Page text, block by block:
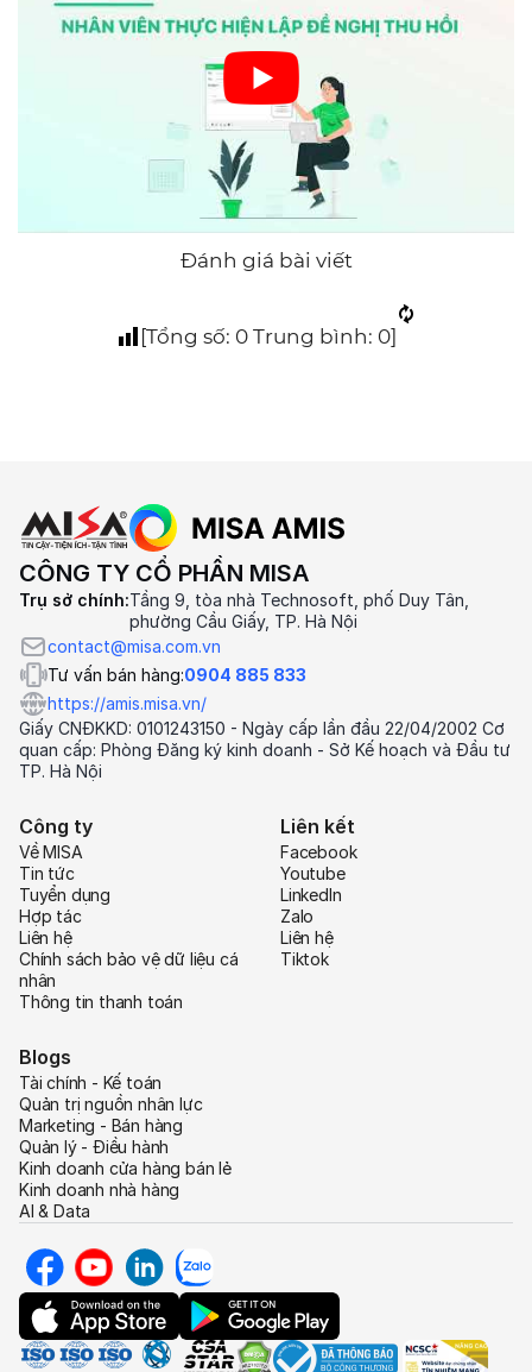
Đánh giá bài viết
[Tổng số: 0 Trung bình: 0]
CÔNG TY CỔ PHẦN MISA
Trụ sở chính:Tầng 9, tòa nhà Technosoft, phố Duy Tân,
phường Cầu Giấy, TP. Hà Nội
contact@misa.com.vn
Tư vấn bán hàng:0904 885 833
https://amis.misa.vn/
Giấy CNĐKKD: 0101243150 - Ngày cấp lần đầu 22/04/2002 Cơ
quan cấp: Phòng Đăng ký kinh doanh - Sở Kế hoạch và Đầu tư
TP. Hà Nội
Công ty
Về MISA
Tin tức
Tuyển dụng
Hợp tác
Liên hệ
Chính sách bảo vệ dữ liệu cá
nhân
Thông tin thanh toán
Liên kết
Facebook
Youtube
LinkedIn
Zalo
Liên hệ
Tiktok
Blogs
Tài chính - Kế toán
Quản trị nguồn nhân lực
Marketing - Bán hàng
Quản lý - Điều hành
Kinh doanh cửa hàng bán lẻ
Kinh doanh nhà hàng
AI & Data